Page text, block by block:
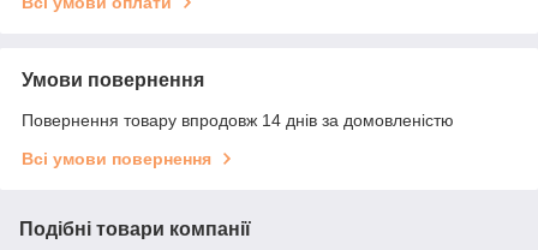
Умови повернення
Повернення товару впродовж 14 днів за домовленістю
Всі умови повернення
Подібні товари компанії